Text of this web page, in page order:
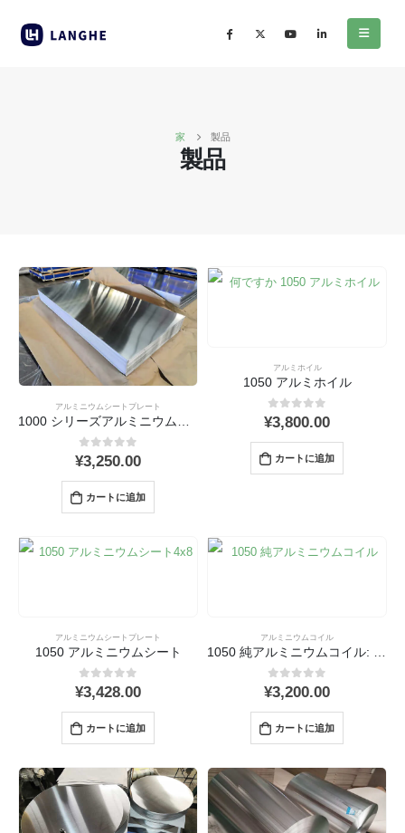
家 製品
製品
アルミニウムシートプレート
1000 シリーズアルミニウムシート
0out 5
¥3,250.00
カートに追加
アルミホイル
1050 アルミホイル
0out 5
¥3,800.00
カートに追加
アルミニウムシートプレート
1050 アルミニウムシート
0out 5
¥3,428.00
カートに追加
アルミニウムコイル
0out 5
¥3,200.00
カートに追加